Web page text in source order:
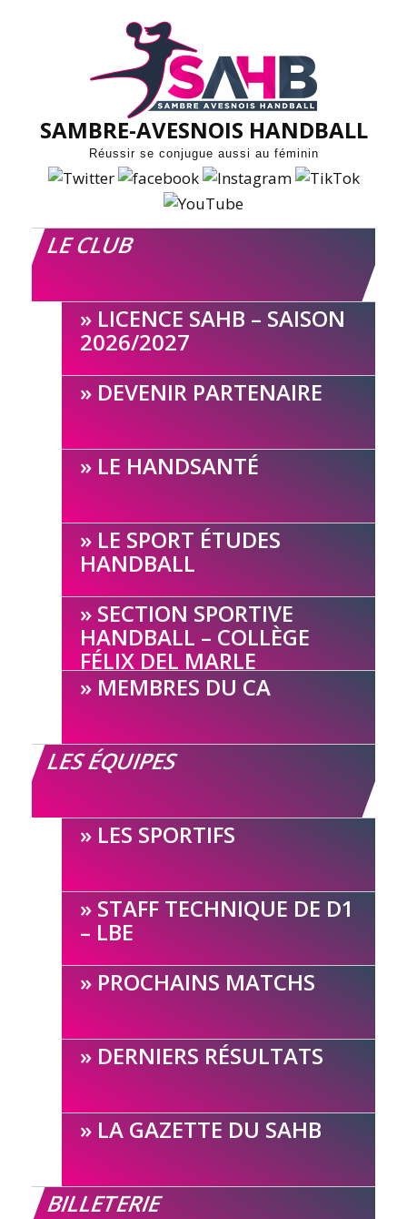
SAMBRE-AVESNOIS HANDBALL
Réussir se conjugue aussi au féminin
LE CLUB
LICENCE SAHB – SAISON
2026/2027
DEVENIR PARTENAIRE
LE HANDSANTÉ
LE SPORT ÉTUDES
HANDBALL
SECTION SPORTIVE
HANDBALL – COLLÈGE
FÉLIX DEL MARLE
MEMBRES DU CA
LES ÉQUIPES
LES SPORTIFS
STAFF TECHNIQUE DE D1
– LBE
PROCHAINS MATCHS
DERNIERS RÉSULTATS
LA GAZETTE DU SAHB
BILLETERIE